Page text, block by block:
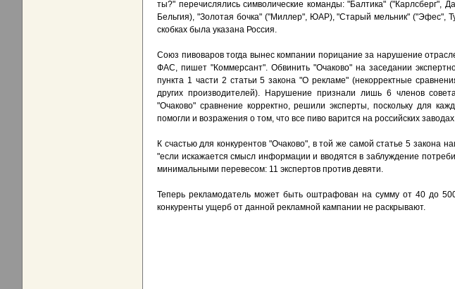
ты?" перечислялись символические команды: "Балтика" ("Карлсберг",
Бельгия), "Золотая бочка" ("Миллер", ЮАР), "Старый мельник" ("Эфес",
скобках была указана Россия.
Союз пивоваров тогда вынес компании порицание за нарушение
ФАС, пишет "Коммерсант". Обвинить "Очаково" на заседании
пункта 1 части 2 статьи 5 закона "О рекламе" (некорректные
других производителей). Нарушение признали лишь 6 членов
"Очаково" сравнение корректно, решили эксперты, поскольку для
помогли и возражения о том, что все пиво варится на российских
К счастью для конкурентов "Очаково", в той же самой статье 5
"если искажается смысл информации и вводятся в заблуждение
минимальными перевесом: 11 экспертов против девяти.
Теперь рекламодатель может быть оштрафован на сумму от 40 до
конкуренты ущерб от данной рекламной кампании не раскрывают.